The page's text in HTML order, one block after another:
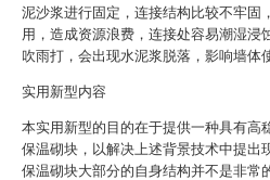
泥沙浆进行固定，连接结构比较不牢固
用，造成资源浪费，连接处容易潮湿浸
吹雨打，会出现水泥浆脱落，影响墙体
实用新型内容
本实用新型的目的在于提供一种具有高
保温砌块，以解决上述背景技术中提出
保温砌块大部分的自身结构并不是非常